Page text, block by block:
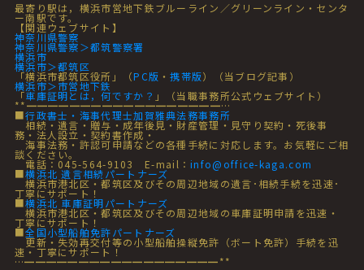
最寄り駅は，横浜市営地下鉄ブルーライン／グリーンライン・センタ
ー南駅です。
【関連ウェブサイト】
神奈川県警察
神奈川県警察＞都筑警察署
横浜市
横浜市＞都筑区
「横浜市都筑区役所」（PC版 ・携帯版）（当ブログ記事）
横浜市＞市営地下鉄
「車庫証明とは，何ですか？ 」（当職事務所公式ウェブサイト）
**━━━━━━━━━━━━━━━━━━…
■行政書士・海事代理士加賀雅典法務事務所
相続・遺言・贈与・成年後見・財産管理・見守り契約・死後事
務・法人設立・契約書作成・
海事法務・許認可申請などの各種手続に対応します。お気軽にご相
談ください。
電話：045-564-9103 E-mail：info@office-kaga.com
■横浜北 遺言相続パートナーズ
横浜市港北区・都筑区及びその周辺地域の遺言･相続手続を迅速･
丁寧にサポート！
■横浜北 車庫証明パートナーズ
横浜市港北区・都筑区及びその周辺地域の車庫証明申請を迅速・
丁寧にサポート！
■全国小型船舶免許パートナーズ
更新・失効再交付等の小型船舶操縦免許（ボート免許）手続を迅
速・丁寧にサポート！
…━━━━━━━━━━━━━━━━━━**